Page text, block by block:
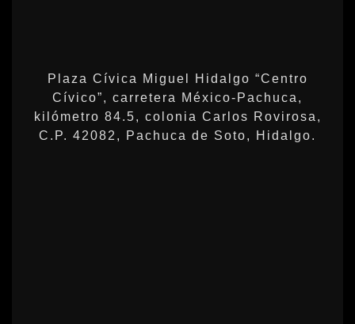
Plaza Cívica Miguel Hidalgo “Centro
Cívico”, carretera México-Pachuca,
kilómetro 84.5, colonia Carlos Rovirosa,
C.P. 42082, Pachuca de Soto, Hidalgo.